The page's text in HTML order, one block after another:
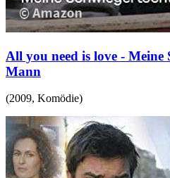
All you need is love - Meine
Mann
(2009, Komödie)